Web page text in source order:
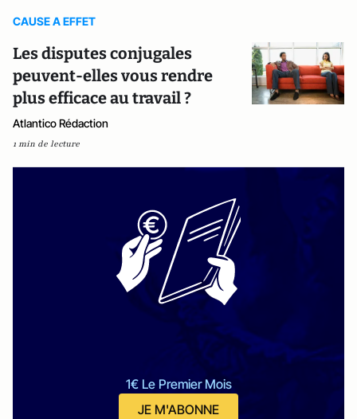
CAUSE A EFFET
Les disputes conjugales
peuvent-elles vous rendre
plus efficace au travail ?
Atlantico Rédaction
1 min de lecture
1€ Le Premier Mois
JE M'ABONNE